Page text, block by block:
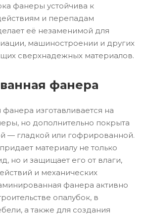
фанеры устойчива к
и перепадам
её незаменимой для
машиностроении и других
сверхнадежных материалов.
фанера
изготавливается на
но дополнительно покрыта
— гладкой или гофрированной.
материалу не только
но и защищает его от влаги,
и механических
фанера активно
опалубок, в
а также для создания